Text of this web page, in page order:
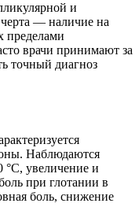
и
— наличие на
пределами
врачи принимают за
точный диагноз
Наблюдаются
увеличение и
при глотании в
боль, снижение